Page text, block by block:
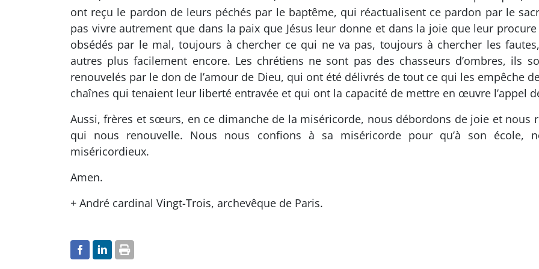
ont reçu le pardon de leurs péchés par le baptême, qui réactualisent ce pardon par le
pas vivre autrement que dans la paix que Jésus leur donne et dans la joie que leur
obsédés par le mal, toujours à chercher ce qui ne va pas, toujours à chercher les
autres plus facilement encore. Les chrétiens ne sont pas des chasseurs d’ombres, ils
renouvelés par le don de l’amour de Dieu, qui ont été délivrés de tout ce qui les empêche
chaînes qui tenaient leur liberté entravée et qui ont la capacité de mettre en œuvre l’appel
Aussi, frères et sœurs, en ce dimanche de la miséricorde, nous débordons de joie et nous
qui nous renouvelle. Nous nous confions à sa miséricorde pour qu’à son école,
miséricordieux.
Amen.
+ André cardinal Vingt-Trois, archevêque de Paris.